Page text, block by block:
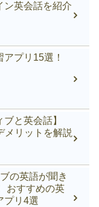
ン英会話を紹介
プリ15選！
ブと英会話】
メリットを解説
の英語が聞き
おすすめの英
プリ4選